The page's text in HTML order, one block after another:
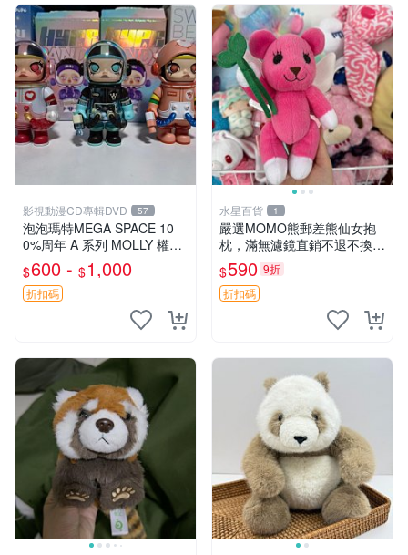
影視動漫CD專輯DVD 57
泡泡瑪特MEGA SPACE 10
0%周年 A 系列 MOLLY 權威
隱藏款 嚴選薄荷巧克力色 80
年代風味 權威推薦 合適收藏
$600 - $1,000
折扣碼
水星百貨 1
嚴選MOMO熊郵差熊仙女抱
枕，滿無濾鏡直銷不退不換
經典造型可愛必備 紅薯啵啵
間抱枕 抱枕 時尚
$590 9折
折扣碼